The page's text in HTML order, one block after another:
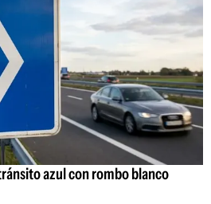
azul con rombo blanco